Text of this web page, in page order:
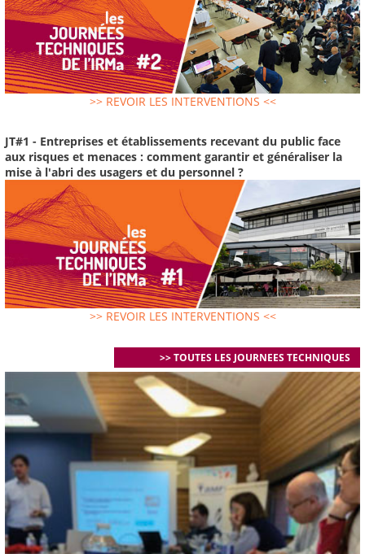
>> REVOIR LES INTERVENTIONS <<
JT#1 - Entreprises et établissements recevant du public face
aux risques et menaces : comment garantir et généraliser la
mise à l'abri des usagers et du personnel ?
>> REVOIR LES INTERVENTIONS <<
>> TOUTES LES JOURNEES TECHNIQUES